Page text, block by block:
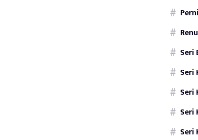
Seri
Seri
Seri
Seri
Seri